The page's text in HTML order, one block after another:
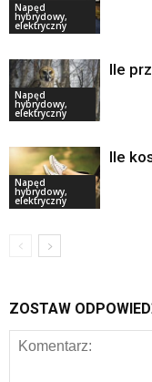
Napęd
hybrydowy,
elektryczny
Napęd
hybrydowy,
elektryczny
Ile
Napęd
hybrydowy,
elektryczny
Ile
ZOSTAW